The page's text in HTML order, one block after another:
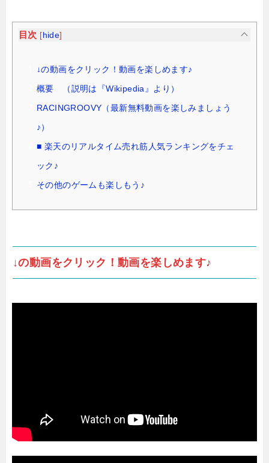
目次 [ hide]
↓の動画をクリック！動画を楽しめます♪
概要 （説明は『Wikipedia』より）
RACINGROOVY（最新無料動画を楽しみましょう
♪）
■ 楽天のリアルタイム売れ筋人気ランキングをチェ
ック♪
その他のゲームも楽しもう♪
↓の動画をクリック！動画を楽しめます♪